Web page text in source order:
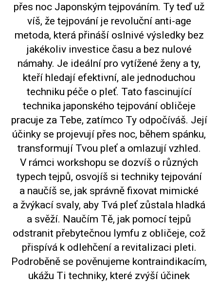
přes noc Japonským tejpováním. Ty teď už
víš, že tejpování je revoluční anti-age
metoda, která přináší oslnivé výsledky bez
jakékoliv investice času a bez nulové
námahy. Je ideální pro vytížené ženy a ty,
kteří hledají efektivní, ale jednoduchou
techniku péče o pleť. Tato fascinující
technika japonského tejpování obličeje
pracuje za Tebe, zatímco Ty odpočíváš. Její
účinky se projevují přes noc, během spánku,
transformují Tvou pleť a omlazují vzhled.
V rámci workshopu se dozvíš o různých
typech tejpů, osvojíš si techniky tejpování
a naučíš se, jak správně fixovat mimické
a žvýkací svaly, aby Tvá pleť zůstala hladká
a svěží. Naučím Tě, jak pomocí tejpů
odstranit přebytečnou lymfu z obličeje, což
přispívá k odlehčení a revitalizaci pleti.
Podroběně se pověnujeme kontraindikacím,
ukážu Ti techniky, které zvýší účinek